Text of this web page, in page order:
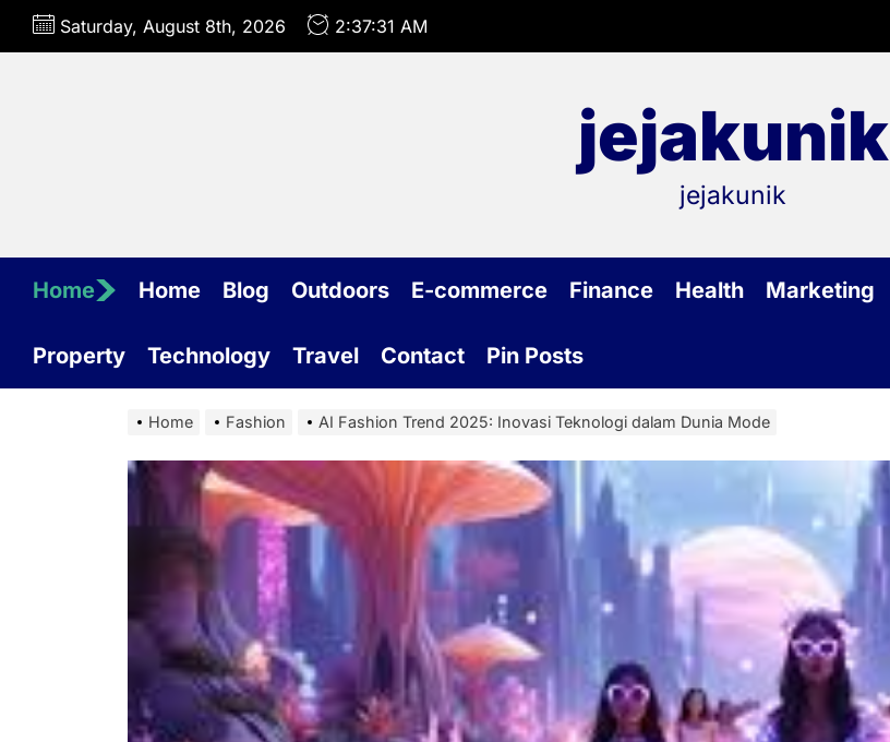
Skip
Saturday, August 8th, 2026 2:37:33 AM
jejakunik
jejakunik
Home Home Blog Outdoors E-commerce Finance Health Marketing
Property Technology Travel Contact Pin Posts
Home Fashion AI Fashion Trend 2025: Inovasi Teknologi dalam Dunia Mode